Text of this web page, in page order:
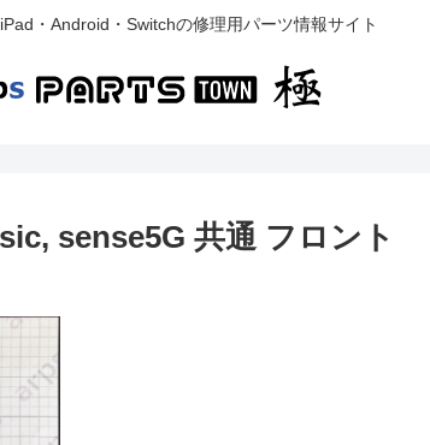
・Android・Switchの修理用パーツ情報サイト
sense5G 共通 フロント